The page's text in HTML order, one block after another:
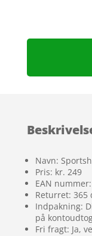
Navn:
Pris: kr. 249
EAN
Returret: 365
Indpakning:
på
Fri fragt: Ja,